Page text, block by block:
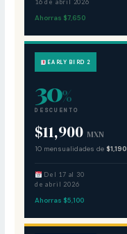
16 de abril 2026
Ahorras $7,650
EARLY BIRD 2
30%
DESCUENTO
$11,900 MXN
10 mensualidades de$1,190
Del 17 al 30
de abril 2026
Ahorras $5,100